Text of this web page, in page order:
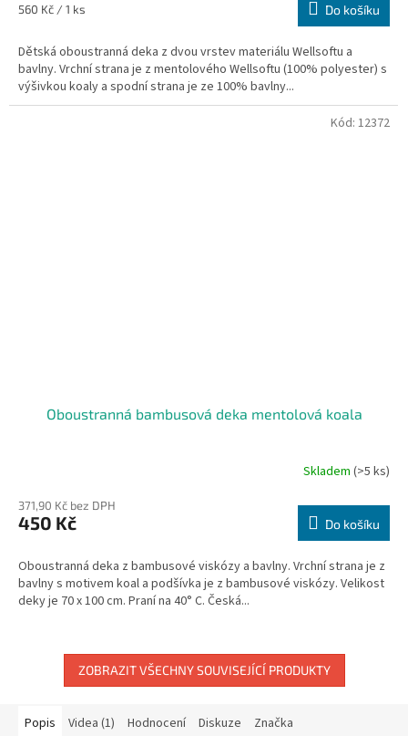
Měrná
560 Kč / 1 ks Do košíku
Dětská oboustranná deka z dvou vrstev materiálu Wellsoftu a
bavlny. Vrchní strana je z mentolového Wellsoftu (100% polyester) s
výšivkou koaly a spodní strana je ze 100% bavlny...
Oboustranná bambusová deka mentolová koala
Skladem (>5 ks)
371,90 Kč bez DPH
450 Kč Do košíku
Oboustranná deka z bambusové viskózy a bavlny. Vrchní strana je z
bavlny s motivem koal a podšívka je z bambusové viskózy. Velikost
deky je 70 x 100 cm. Praní na 40° C. Česká...
Kód: 12372
ZOBRAZIT VŠECHNY SOUVISEJÍCÍ PRODUKTY
Popis Videa (1) Hodnocení Diskuze Značka